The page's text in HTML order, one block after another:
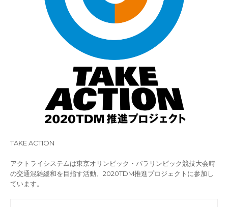
TAKE ACTION
アクトライシステムは東京オリンピック・パラリンピック競技大会時
の交通混雑緩和を目指す活動、2020TDM推進プロジェクトに参加し
ています。